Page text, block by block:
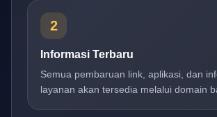
2
Informasi Terbaru
Semua pembaruan link, aplikasi, dan
layanan akan tersedia melalui domain